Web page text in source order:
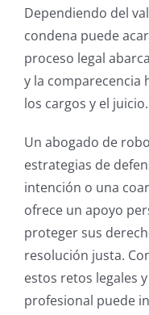
Dependiendo del
condena puede
proceso legal
y la comparecencia
los cargos y el juicio.
Un abogado de
estrategias de
intención o una
ofrece un apoyo
proteger sus
resolución justa.
estos retos legales
profesional puede